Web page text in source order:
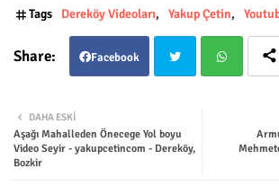
Tags Dereköy Videoları Yakup Çetin
Facebook
ter
DAHA ESKI
Aşağı Mahalleden Önecege Yol boyu
Video Seyir - yakupcetincom - Dereköy,
Bozkir